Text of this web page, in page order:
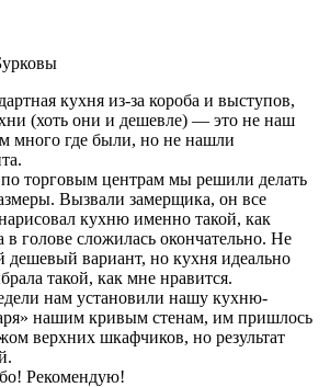
кухня из-за короба и выступов,
(хоть они и дешевле) — это не наш
много где были, но не нашли
торговым центрам мы решили делать
Вызвали замерщика, он все
кухню именно такой, как
в голове сложилась окончательно. Не
дешевый вариант, но кухня идеально
такой, как мне нравится.
нам установили нашу кухню-
нашим кривым стенам, им пришлось
верхних шкафчиков, но результат
Рекомендую!